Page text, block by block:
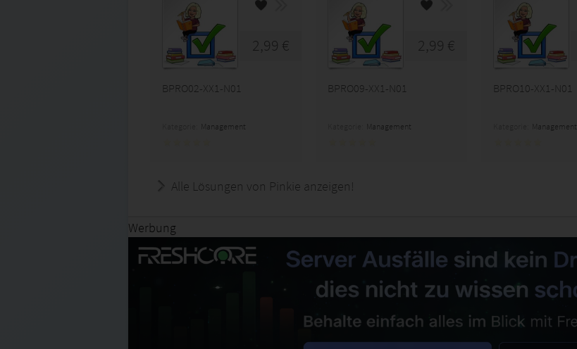
2,99 €
BPRO02-XX1-N01
Management
2,99 €
BPRO09-XX1-N01
Management
BPRO10-XX1-N01
Management
Alle Lösungen von Pinkie anzeigen!
Werbung